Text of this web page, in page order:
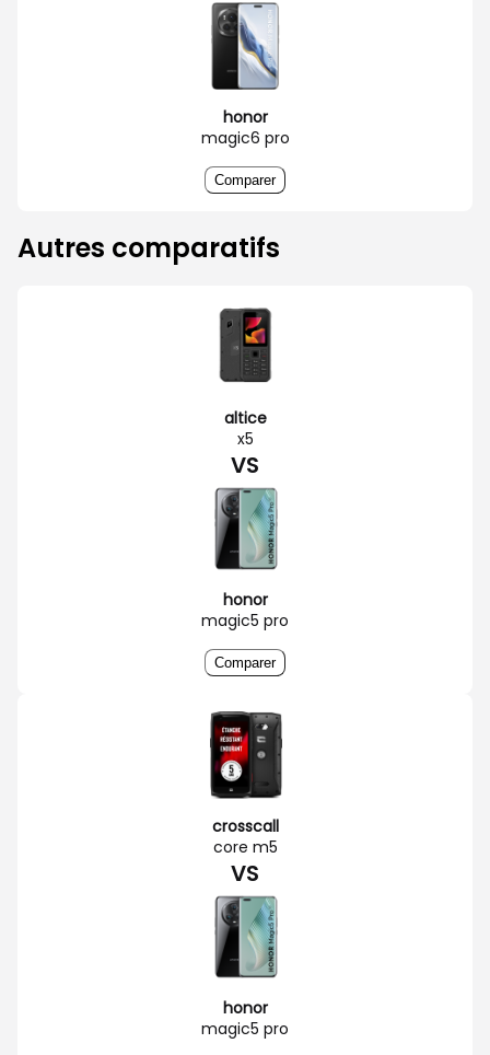
honor
magic6 pro
Comparer
Autres comparatifs
altice
x5
VS
honor
magic5 pro
Comparer
crosscall
core m5
VS
honor
magic5 pro